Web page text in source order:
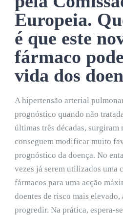
Europeia.
é que este
fármaco
vida dos
A hipertensão arterial
prognóstico quando não
últimas três décadas, surgiram
conseguem modificar muito
prognóstico da doença. No
vezes já serem utilizados uma
fármacos para uma acção
doentes de risco mais elevado,
progredir. Na prática, espera-